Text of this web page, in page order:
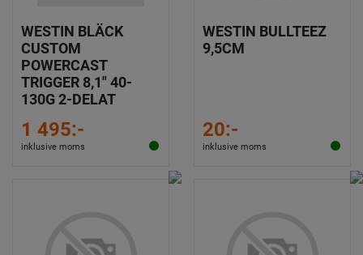
WESTIN BLÄCK
CUSTOM
POWERCAST
TRIGGER 8,1" 40-
130G 2-DELAT
1 495:-
inklusive moms
WESTIN BULLTEEZ
9,5CM
20:-
inklusive moms